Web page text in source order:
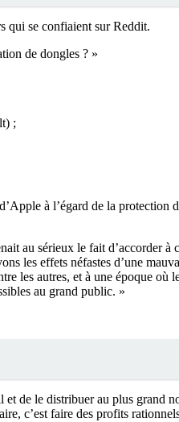
qui se confiaient sur Reddit.
de dongles ? »
;
à l’égard de la
sérieux le fait d’accorder à
les effets néfastes d’une
les autres, et à une époque
au grand public. »
de le distribuer au plus grand
c’est faire des profits